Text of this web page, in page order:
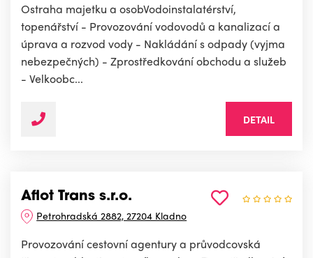
Ostraha majetku a osobVodoinstalatérství,
topenářství - Provozování vodovodů a kanalizací a
úprava a rozvod vody - Nakládání s odpady (vyjma
nebezpečných) - Zprostředkování obchodu a služeb
- Velkoobc...
DETAIL
Aflot Trans s.r.o.
Petrohradská 2882, 27204 Kladno
Provozování cestovní agentury a průvodcovská